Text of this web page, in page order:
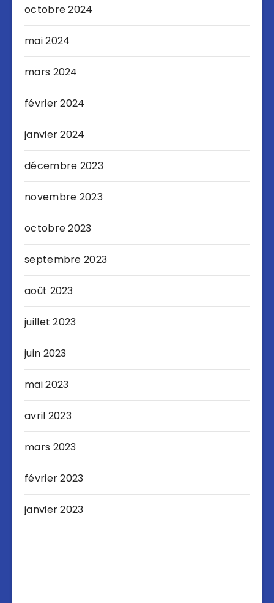
octobre 2024
mai 2024
mars 2024
février 2024
janvier 2024
décembre 2023
novembre 2023
octobre 2023
septembre 2023
août 2023
juillet 2023
juin 2023
mai 2023
avril 2023
mars 2023
février 2023
janvier 2023